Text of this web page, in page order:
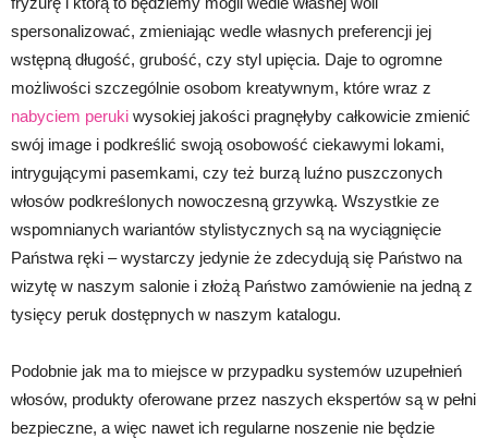
spersonalizować, zmieniając wedle własnych preferencji jej
wstępną długość, grubość, czy styl upięcia. Daje to ogromne
możliwości szczególnie osobom kreatywnym, które wraz z
nabyciem peruki wysokiej jakości pragnęłyby całkowicie zmienić
swój image i podkreślić swoją osobowość ciekawymi lokami,
intrygującymi pasemkami, czy też burzą luźno puszczonych
włosów podkreślonych nowoczesną grzywką. Wszystkie ze
wspomnianych wariantów stylistycznych są na wyciągnięcie
Państwa ręki – wystarczy jedynie że zdecydują się Państwo na
wizytę w naszym salonie i złożą Państwo zamówienie na jedną z
tysięcy peruk dostępnych w naszym katalogu.
Podobnie jak ma to miejsce w przypadku systemów uzupełnień
włosów, produkty oferowane przez naszych ekspertów są w pełni
bezpieczne, a więc nawet ich regularne noszenie nie będzie